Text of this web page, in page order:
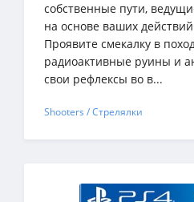
собственные пути,
на основе ваших
Проявите смекалку в
радиоактивные руины и
свои рефлексы во в...
Shooters / Стрелялки